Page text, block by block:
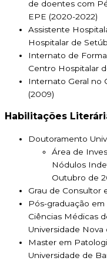
de doentes com
EPE (2020-2022)
Assistente
Hospitalar de
Internato de
Centro Hospitalar
Internato Geral no
(2009)
Habilitações
Doutoramento
Área de
Nódulos
Outubro de
Grau de Consultor
Pós-graduação
Ciências Médicas
Universidade Nova
Master em
Universidade de